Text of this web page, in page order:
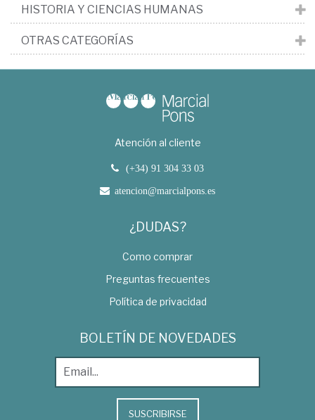
HISTORIA Y CIENCIAS HUMANAS
OTRAS CATEGORÍAS
Atención al cliente
(+34) 91 304 33 03
atencion@marcialpons.es
¿DUDAS?
Como comprar
Preguntas frecuentes
Política de privacidad
BOLETÍN DE NOVEDADES
SUSCRIBIRSE